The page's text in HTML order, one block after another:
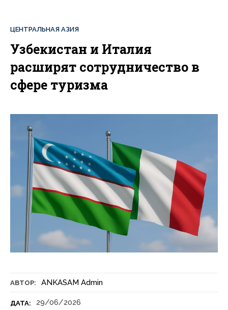
АВТОР: ANKASAM Admin
ДАТА: 29/06/2026
ЦЕНТРАЛЬНАЯ АЗИЯ
Узбекистан и Италия
расширят сотрудничество в
сфере туризма